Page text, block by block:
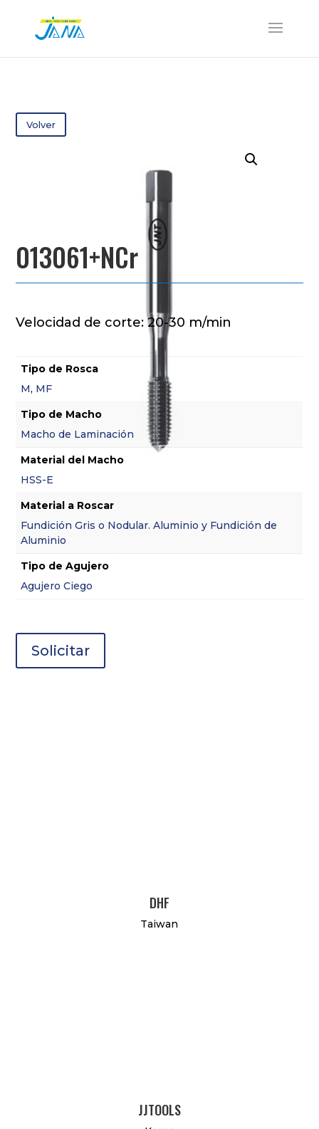
Volver
013061+NCr
Velocidad de corte: 20-30 m/min
Tipo de Rosca
M, MF
Tipo de Macho
Macho de Laminación
Material del Macho
HSS-E
Material a Roscar
Fundición Gris o Nodular. Aluminio y Fundición de
Aluminio
Tipo de Agujero
Agujero Ciego
Solicitar
DHF
Taiwan
JJTOOLS